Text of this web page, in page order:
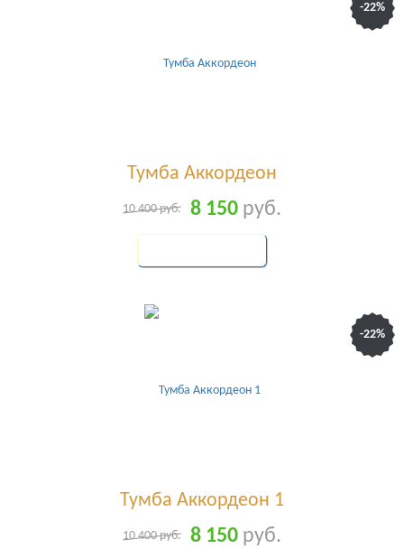
Тумба Аккордеон
10 400руб. 8 150 руб.
-22%
Тумба Аккордеон 1
10 400руб. 8 150 руб.
-22%